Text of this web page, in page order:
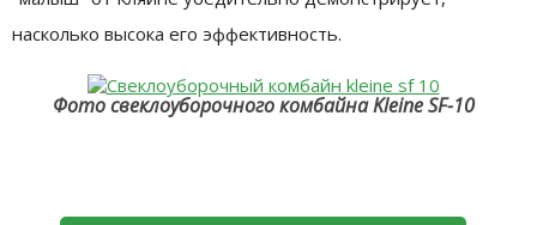
насколько высока его эффективность.
Фото свеклоуборочного комбайна Kleine SF-10